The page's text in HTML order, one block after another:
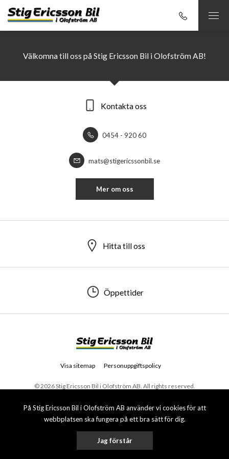
På Stig Ericsson Bil i Olofström AB använder vi cookies för att
webbplatsen ska fungera på ett bra sätt för dig.
Jag förstår
Välkomna till oss på Stig Ericsson Bil i Olofström AB!
Kontakta oss
0454 - 920 60
mats@stigericssonbil.se
Mer om oss
Hitta till oss
Öppettider
© 2026 Stig Ericsson Bil i Olofström AB. All rights reserved.
Visa sitemap Personuppgiftspolicy